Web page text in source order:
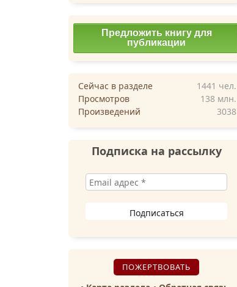
Предложить книгу для
публикации
Сейчас в разделе 1441 чел.
Просмотров
138 млн.
Произведений
3038
Подписка на рассылку
ПОЖЕРТВОВАТЬ